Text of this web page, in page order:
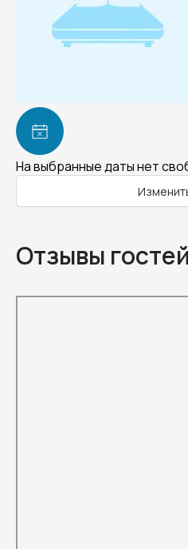
На выбранные даты нет
Отзывы гостей